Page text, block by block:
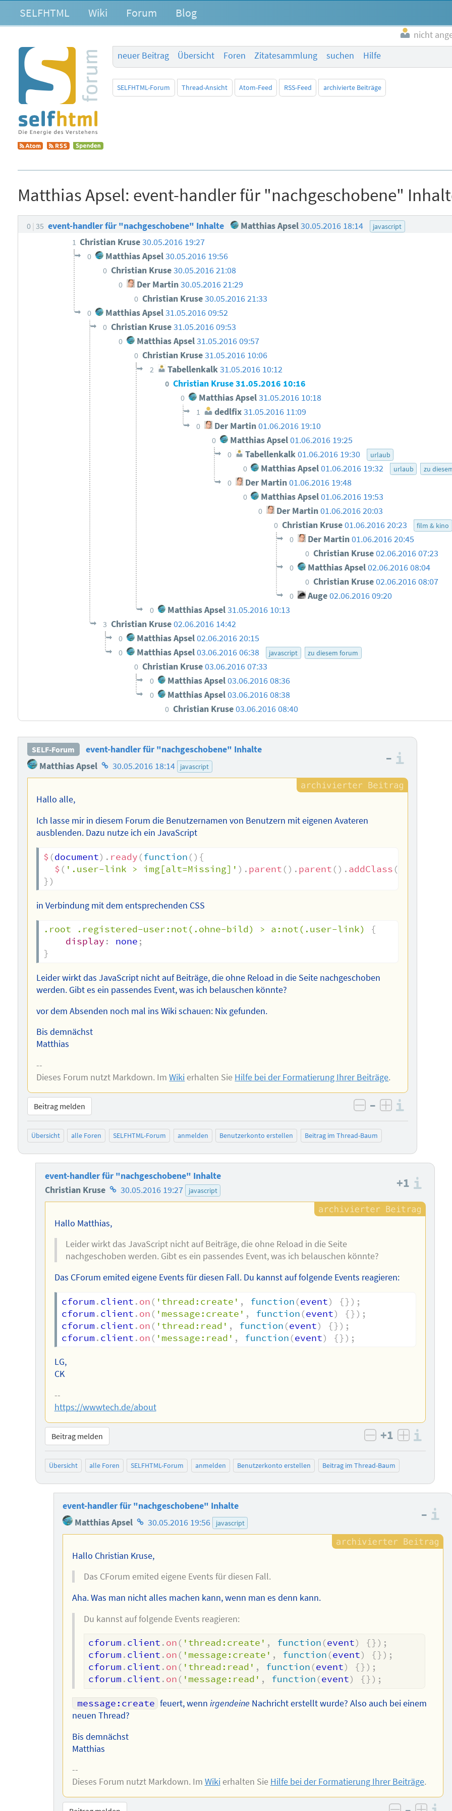
SELFHTML Wiki Forum Blog
nicht
neuer Beitrag
Übersicht Foren Zitatesammlung suchen Hilfe
SELFHTML-Forum Thread-Ansicht Atom-Feed RSS-Feed archivierte Beiträge
Matthias Apsel: event-handler für "nachgeschobene"
0 35 event-handler für "nachgeschobene" Inhalte Matthias Apsel30.05.2016 18:14 javascript
1 Christian Kruse30.05.2016 19:27
0 Matthias Apsel30.05.2016 19:56
0 Christian Kruse30.05.2016 21:08
0 Der Martin30.05.2016 21:29
0 Christian Kruse30.05.2016 21:33
0 Matthias Apsel31.05.2016 09:52
0 Christian Kruse31.05.2016 09:53
0 Matthias Apsel31.05.2016 09:57
0 Christian Kruse31.05.2016 10:06
2 Tabellenkalk31.05.2016 10:12
0 Christian Kruse31.05.2016 10:16
0 Matthias Apsel31.05.2016 10:18
1 dedlfix31.05.2016 11:09
0 Der Martin01.06.2016 19:10
0 Matthias Apsel01.06.2016 19:25
0 Tabellenkalk 01.06.2016 19:30 urlaub
0 Matthias Apsel01.06.2016 19:32 urlaub zu
0 Der Martin 01.06.2016 19:48
0 Matthias Apsel01.06.2016 19:53
0 Der Martin01.06.2016 20:03
0 Christian Kruse01.06.2016 20:23 film & kino
0 Der Martin01.06.2016 20:45
0 Christian Kruse02.06.2016 07:23
0 Matthias Apsel02.06.2016 08:04
0 Christian Kruse02.06.2016 08:07
0 Auge02.06.2016 09:20
0 Matthias Apsel31.05.2016 10:13
3 Christian Kruse02.06.2016 14:42
0 Matthias Apsel02.06.2016 20:15
0 Matthias Apsel03.06.2016 06:38 javascript zu diesem forum
0 Christian Kruse03.06.2016 07:33
0 Matthias Apsel03.06.2016 08:36
0 Matthias Apsel03.06.2016 08:38
0 Christian Kruse03.06.2016 08:40
SELF-Forum
event-handler für "nachgeschobene" Inhalte
Matthias Apsel Homepage
des
30.05.2016 18:14 javascript
–
Hallo alle,
Ich lasse mir in diesem Forum die Benutzernamen von Benutzern mit eigenen Avateren
ausblenden. Dazu nutze ich ein JavaScript
$ (document) . ready (function () {
$ ( '.user-link > img[alt=Missing]' ) . parent () . parent () . addClass (
})
in Verbindung mit dem entsprechenden CSS
.root .registered-user:not(.ohne-bild) > a:not(.user-link)
{
display : none ;
}
Leider wirkt das JavaScript nicht auf Beiträge, die ohne Reload in die Seite nachgeschoben
werden. Gibt es ein passendes Event, was ich belauschen könnte?
vor dem Absenden noch mal ins Wiki schauen: Nix gefunden.
Bis demnächst
Matthias
--
Dieses Forum nutzt Markdown. ImWiki erhalten Sie Hilfe bei der Formatierung Ihrer Beiträge.
Beitrag melden negativ bewerten
– positiv
Übersicht alle Foren SELFHTML-Forum anmelden Benutzerkonto erstellen Beitrag im Thread-Baum
event-handler für "nachgeschobene" Inhalte
Christian Kruse Homepage
des
30.05.2016 19:27 javascript +1
Hallo Matthias,
Leider wirkt das JavaScript nicht auf Beiträge, die ohne Reload in die Seite
nachgeschoben werden. Gibt es ein passendes Event, was ich belauschen könnte?
Das CForum emited eigene Events für diesen Fall. Du kannst auf folgende Events reagieren:
cforum . client . on ( 'thread:create' , function (event) {}) ;
cforum . client . on ( 'message:create' , function (event) {}) ;
cforum . client . on ( 'thread:read' , function (event) {}) ;
cforum . client . on ( 'message:read' , function (event) {}) ;
LG,
CK
--
https://wwwtech.de/about
Beitrag melden negativ
+1 positiv
Übersicht alle Foren SELFHTML-Forum anmelden Benutzerkonto erstellen Beitrag im Thread-Baum
event-handler für "nachgeschobene" Inhalte
Matthias Apsel Homepage
des
30.05.2016 19:56 javascript
–
Hallo Christian Kruse,
Das CForum emited eigene Events für diesen Fall.
Aha. Was man nicht alles machen kann, wenn man es denn kann.
Du kannst auf folgende Events reagieren:
cforum . client . on ( 'thread:create' , function (event) {}) ;
cforum . client . on ( 'message:create' , function (event) {}) ;
cforum . client . on ( 'thread:read' , function (event) {}) ;
cforum . client . on ( 'message:read' , function (event) {}) ;
message:create feuert, wenn irgendeine Nachricht erstellt wurde? Also auch bei einem
neuen Thread?
Bis demnächst
Matthias
--
Dieses Forum nutzt Markdown. Im Wikierhalten Sie Hilfe bei der Formatierung Ihrer Beiträge.